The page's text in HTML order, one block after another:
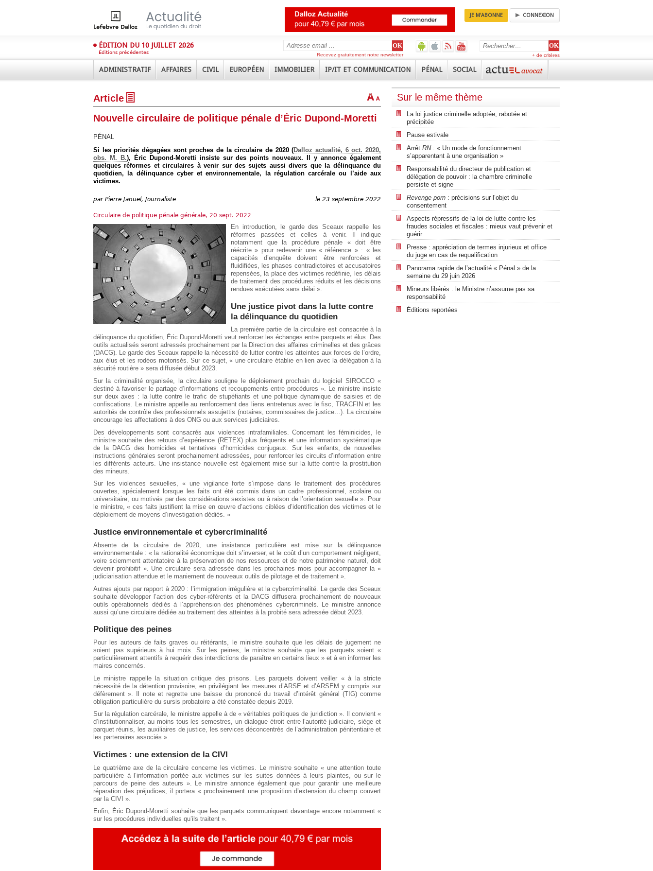
JE M'ABONNE CONNEXION
ÉDITION DU 10 JUILLET 2026
Éditions précédentes
+ de critères
Recevez gratuitement notre newsletter
ADMINISTRATIF AFFAIRES CIVIL EUROPÉEN IMMOBILIER IP/IT ET COMMUNICATION PÉNAL SOCIAL
Article
Nouvelle circulaire de politique pénale d’Éric Dupond-Moretti
PÉNAL
Si les priorités dégagées sont proches de la circulaire de 2020 (Dalloz actualité, 6 oct. 2020,
obs. M. B.), Éric Dupond-Moretti insiste sur des points nouveaux. Il y annonce également
quelques réformes et circulaires à venir sur des sujets aussi divers que la délinquance du
quotidien, la délinquance cyber et environnementale, la régulation carcérale ou l’aide aux
victimes.
par Pierre Januel, Journaliste le 23 septembre 2022
Circulaire de politique pénale générale, 20 sept. 2022
En introduction, le garde des Sceaux rappelle les
réformes passées et celles à venir. Il indique
notamment que la procédure pénale « doit être
réécrite » pour redevenir une « référence » : « les
capacités d’enquête doivent être renforcées et
fluidifiées, les phases contradictoires et accusatoires
repensées, la place des victimes redéfinie, les délais
de traitement des procédures réduits et les décisions
rendues exécutées sans délai ».
Une justice pivot dans la lutte contre
la délinquance du quotidien
La première partie de la circulaire est consacrée à la
délinquance du quotidien, Éric Dupond-Moretti veut renforcer les échanges entre parquets et élus. Des
outils actualisés seront adressés prochainement par la Direction des affaires criminelles et des grâces
(DACG). Le garde des Sceaux rappelle la nécessité de lutter contre les atteintes aux forces de l’ordre,
aux élus et les rodéos motorisés. Sur ce sujet, « une circulaire établie en lien avec la délégation à la
sécurité routière » sera diffusée début 2023.
Sur la criminalité organisée, la circulaire souligne le déploiement prochain du logiciel SIROCCO «
destiné à favoriser le partage d’informations et recoupements entre procédures ». Le ministre insiste
sur deux axes : la lutte contre le trafic de stupéfiants et une politique dynamique de saisies et de
confiscations. Le ministre appelle au renforcement des liens entretenus avec le fisc, TRACFIN et les
autorités de contrôle des professionnels assujettis (notaires, commissaires de justice…). La circulaire
encourage les affectations à des ONG ou aux services judiciaires.
Des développements sont consacrés aux violences intrafamiliales. Concernant les féminicides, le
ministre souhaite des retours d’expérience (RETEX) plus fréquents et une information systématique
de la DACG des homicides et tentatives d’homicides conjugaux. Sur les enfants, de nouvelles
instructions générales seront prochainement adressées, pour renforcer les circuits d’information entre
les différents acteurs. Une insistance nouvelle est également mise sur la lutte contre la prostitution
des mineurs.
Sur les violences sexuelles, « une vigilance forte s’impose dans le traitement des procédures
ouvertes, spécialement lorsque les faits ont été commis dans un cadre professionnel, scolaire ou
universitaire, ou motivés par des considérations sexistes ou à raison de l’orientation sexuelle ». Pour
le ministre, « ces faits justifient la mise en œuvre d’actions ciblées d’identification des victimes et le
déploiement de moyens d’investigation dédiés. »
Justice environnementale et cybercriminalité
Absente de la circulaire de 2020, une insistance particulière est mise sur la délinquance
environnementale : « la rationalité économique doit s’inverser, et le coût d’un comportement négligent,
voire sciemment attentatoire à la préservation de nos ressources et de notre patrimoine naturel, doit
devenir prohibitif ». Une circulaire sera adressée dans les prochaines mois pour accompagner la «
judiciarisation attendue et le maniement de nouveaux outils de pilotage et de traitement ».
Autres ajouts par rapport à 2020 : l’immigration irrégulière et la cybercriminalité. Le garde des Sceaux
souhaite développer l’action des cyber-référents et la DACG diffusera prochainement de nouveaux
outils opérationnels dédiés à l’appréhension des phénomènes cybercriminels. Le ministre annonce
aussi qu’une circulaire dédiée au traitement des atteintes à la probité sera adressée début 2023.
Politique des peines
Pour les auteurs de faits graves ou réitérants, le ministre souhaite que les délais de jugement ne
soient pas supérieurs à hui mois. Sur les peines, le ministre souhaite que les parquets soient «
particulièrement attentifs à requérir des interdictions de paraître en certains lieux » et à en informer les
maires concernés.
Le ministre rappelle la situation critique des prisons. Les parquets doivent veiller « à la stricte
nécessité de la détention provisoire, en privilégiant les mesures d’ARSE et d’ARSEM y compris sur
défèrement ». Il note et regrette une baisse du prononcé du travail d’intérêt général (TIG) comme
obligation particulière du sursis probatoire a été constatée depuis 2019.
Sur la régulation carcérale, le ministre appelle à de « véritables politiques de juridiction ». Il convient «
d’institutionnaliser, au moins tous les semestres, un dialogue étroit entre l’autorité judiciaire, siège et
parquet réunis, les auxiliaires de justice, les services déconcentrés de l’administration pénitentiaire et
les partenaires associés ».
Victimes : une extension de la CIVI
Le quatrième axe de la circulaire concerne les victimes. Le ministre souhaite « une attention toute
particulière à l’information portée aux victimes sur les suites données à leurs plaintes, ou sur le
parcours de peine des auteurs ». Le ministre annonce également que pour garantir une meilleure
réparation des préjudices, il portera « prochainement une proposition d’extension du champ couvert
par la CIVI ».
Enfin, Éric Dupond-Moretti souhaite que les parquets communiquent davantage encore notamment «
sur les procédures individuelles qu’ils traitent ».
Sur le même thème
La loi justice criminelle adoptée, rabotée et
précipitée
Pause estivale
Arrêt RN: « Un mode de fonctionnement
s’apparentant à une organisation »
Responsabilité du directeur de publication et
délégation de pouvoir : la chambre criminelle
persiste et signe
Revenge porn : précisions sur l’objet du
consentement
Aspects répressifs de la loi de lutte contre les
fraudes sociales et fiscales : mieux vaut prévenir et
guérir
Presse : appréciation de termes injurieux et office
du juge en cas de requalification
Panorama rapide de l’actualité « Pénal » de la
semaine du 29 juin 2026
Mineurs libérés : le Ministre n’assume pas sa
responsabilité
Éditions reportées